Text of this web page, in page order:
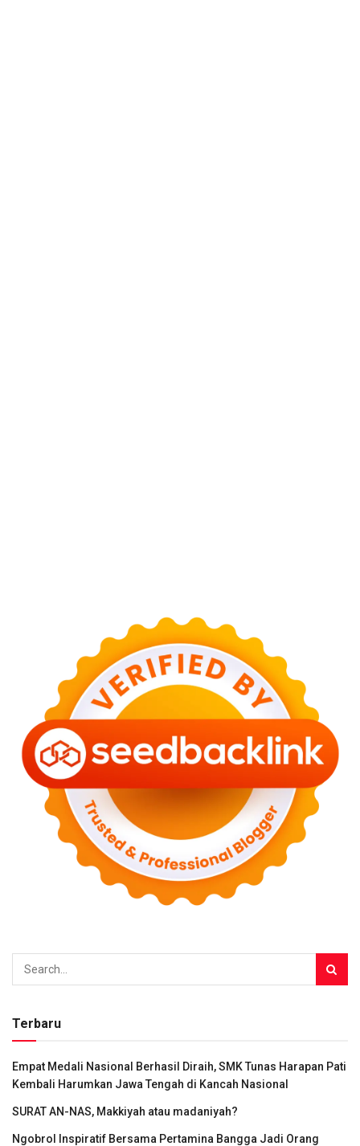
Terbaru
Empat Medali Nasional Berhasil Diraih, SMK Tunas Harapan Pati
Kembali Harumkan Jawa Tengah di Kancah Nasional
SURAT AN-NAS, Makkiyah atau madaniyah?
Ngobrol Inspiratif Bersama Pertamina Bangga Jadi Orang